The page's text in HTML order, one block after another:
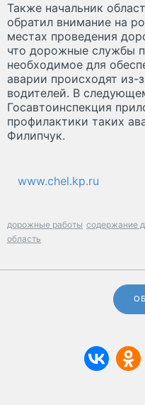
Также начальник
обратил внимание на
местах проведения
что дорожные службы
необходимое для
аварии происходят из-
водителей. В
Госавтоинспекция
профилактики таких
Филипчук.
www.chel.kp.ru
дорожные работы содержание
область